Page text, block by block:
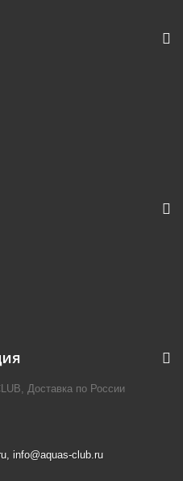
Доставка по России
info@aquas-club.ru